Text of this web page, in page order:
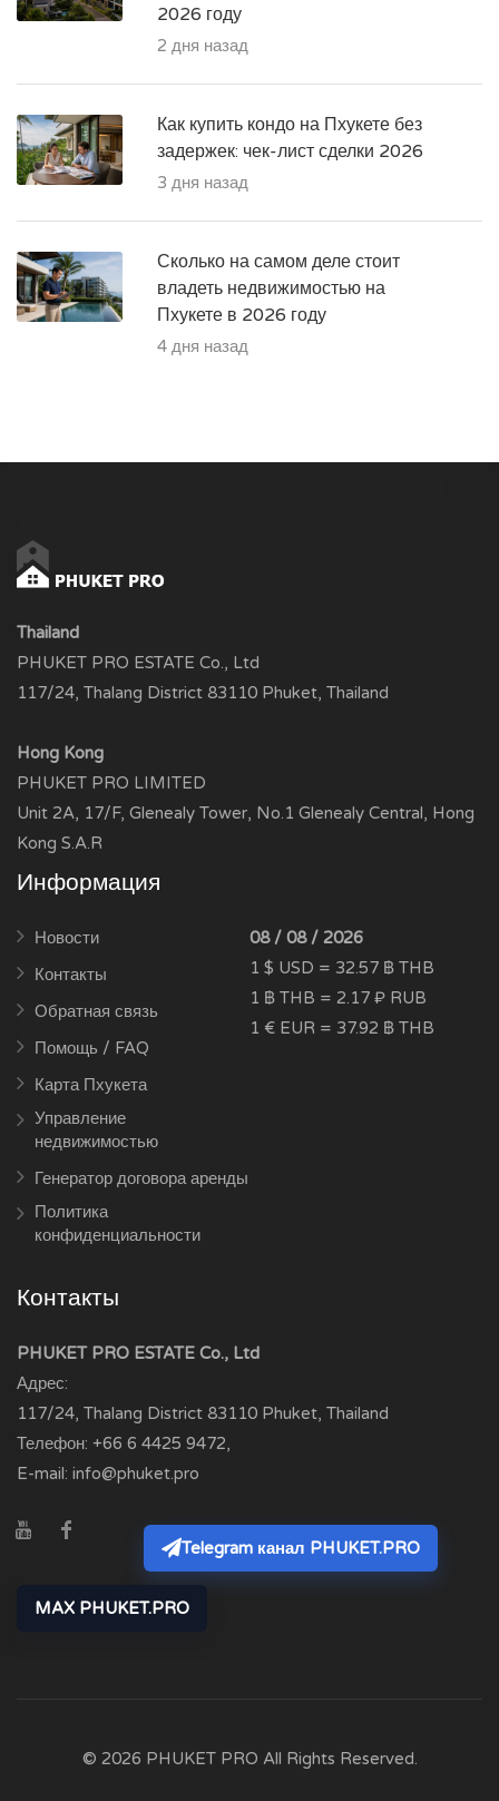
2026 году
2 дня назад
Как купить кондо на Пхукете без
задержек: чек-лист сделки 2026
3 дня назад
Сколько на самом деле стоит
владеть недвижимостью на
Пхукете в 2026 году
4 дня назад
Thailand
PHUKET PRO ESTATE Co., Ltd
117/24, Thalang District 83110 Phuket, Thailand
Hong Kong
PHUKET PRO LIMITED
Unit 2A, 17/F, Glenealy Tower, No.1 Glenealy Central, Hong
Kong S.A.R
Информация
Новости
Контакты
Обратная связь
Помощь / FAQ
Карта Пхукета
Управление
недвижимостью
Генератор договора аренды
Политика
конфиденциальности
08 / 08 / 2026
1 $ USD = 32.57 ฿ THB
1 ฿ THB = 2.17 ₽ RUB
1 € EUR = 37.92 ฿ THB
Контакты
PHUKET PRO ESTATE Co., Ltd
Адрес:
117/24, Thalang District 83110 Phuket, Thailand
Телефон: +66 6 4425 9472
E-mail: info@phuket.pro
Telegram канал PHUKET.PRO
MAX PHUKET.PRO
© 2026 PHUKET PRO All Rights Reserved.